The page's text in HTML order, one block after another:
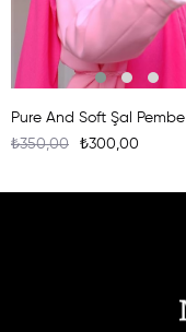
Pure And Soft Şal Pembe
₺300,00
₺350,00